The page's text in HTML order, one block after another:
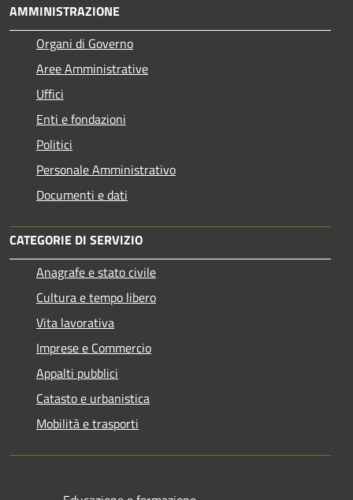
AMMINISTRAZIONE
Organi di Governo
Aree Amministrative
Uffici
Enti e fondazioni
Politici
Personale Amministrativo
Documenti e dati
CATEGORIE DI SERVIZIO
Anagrafe e stato civile
Cultura e tempo libero
Vita lavorativa
Imprese e Commercio
Appalti pubblici
Catasto e urbanistica
Mobilità e trasporti